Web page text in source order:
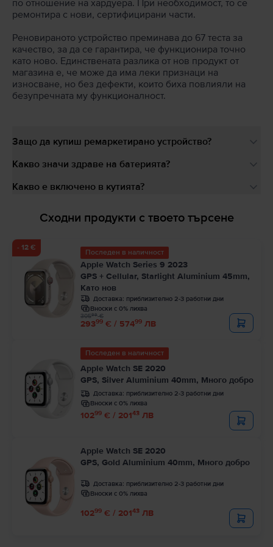
по отношение на хардуера. При необходимост, то се
ремонтира с нови, сертифицирани части.
Реновираното устройство преминава до 67 теста за
качество, за да се гарантира, че функционира точно
като ново. Единствената разлика от нов продукт от
магазина е, че може да има леки признаци на
износване, но без дефекти, които биха повлияли на
безупречната му функционалност.
Защо да купиш ремаркетирано устройство?
Какво значи здраве на батерията?
Какво е включено в кутията?
Сходни продукти с твоето търсене
- 12 €
Последен в наличност
Apple Watch Series 9 2023
GPS + Cellular, Starlight Aluminium 45mm,
Като нов
Доставка: приблизително 2-3 работни дни
Вноски с 0% лихва
29399 € / 57499 ЛВ
30599€
Последен в наличност
Apple Watch SE 2020
GPS, Silver Aluminium 40mm, Много добро
Доставка: приблизително 2-3 работни дни
Вноски с 0% лихва
10299 € / 20143 ЛВ
Apple Watch SE 2020
GPS, Gold Aluminium 40mm, Много добро
Доставка: приблизително 2-3 работни дни
Вноски с 0% лихва
10299 € / 20143 ЛВ